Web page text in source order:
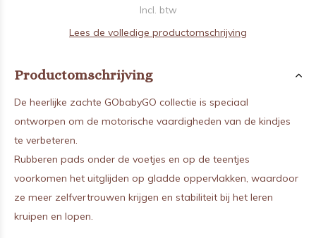
Incl. btw
Lees de volledige productomschrijving
Productomschrijving
De heerlijke zachte GObabyGO collectie is speciaal
ontworpen om de motorische vaardigheden van de kindjes
te verbeteren.
Rubberen pads onder de voetjes en op de teentjes
voorkomen het uitglijden op gladde oppervlakken, waardoor
ze meer zelfvertrouwen krijgen en stabiliteit bij het leren
kruipen en lopen.